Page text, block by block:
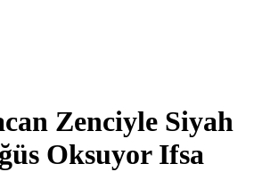
Zenciyle Siyah
Oksuyor Ifsa